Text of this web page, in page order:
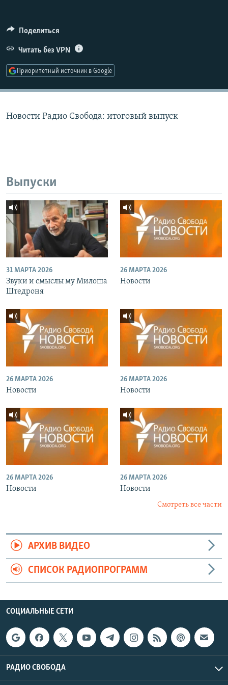
ПОДПИШИТЕСЬ НА РАССЫЛКУ
СОЦИАЛЬНЫЕ СЕТИ
Поделиться
Читать без VPN
Приоритетный источник в Google
Новости Радио Свобода: итоговый выпуск
Выпуски
31 МАРТА 2026
Звуки и смыслы му Милоша
Штедроня
26 МАРТА 2026
Новости
26 МАРТА 2026
Новости
26 МАРТА 2026
Новости
26 МАРТА 2026
Новости
26 МАРТА 2026
Новости
Смотреть все части
АРХИВ ВИДЕО
СПИСОК РАДИОПРОГРАММ
СОЦИАЛЬНЫЕ СЕТИ
РАДИО СВОБОДА